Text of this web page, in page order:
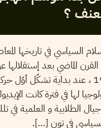
؟
السياسي في تاريخها
الماضي بعد إستقلالها
الفرنسي في عام 1956 ، عند بداية
لها في فترة كانت
الطلابية و العلمية في
في تون […].